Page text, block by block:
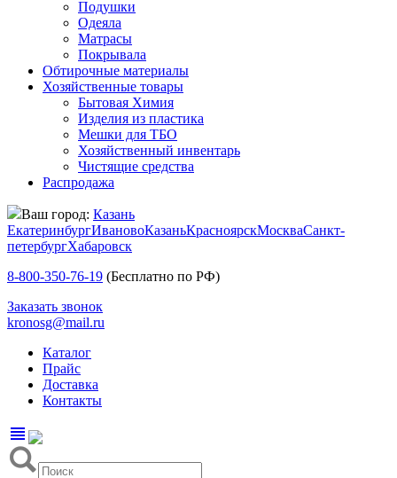
Подушки
Одеяла
Матрасы
Покрывала
Обтирочные материалы
Хозяйственные товары
Бытовая Химия
Изделия из пластика
Мешки для ТБО
Хозяйственный инвентарь
Чистящие средства
Распродажа
Ваш город: Казань
ЕкатеринбургИвановоКазаньКрасноярскМоскваСанкт-
петербургХабаровск
8-800-350-76-19 (Бесплатно по РФ)
Заказать звонок
kronosg@mail.ru
Каталог
Прайс
Доставка
Контакты
view_headline